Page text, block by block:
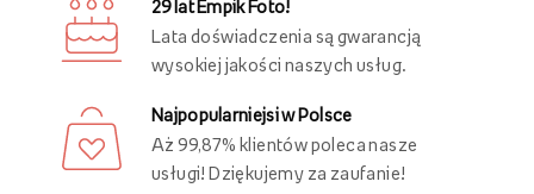
29 lat Empik Foto!
Lata doświadczenia są gwarancją
wysokiej jakości naszych usług.
Najpopularniejsi w Polsce
Aż 99,87% klientów poleca nasze
usługi! Dziękujemy za zaufanie!